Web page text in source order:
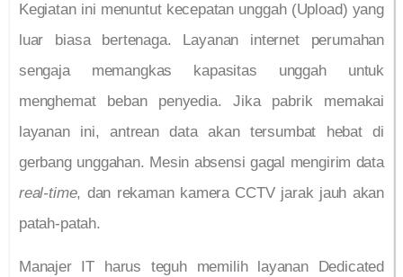
Kegiatan ini menuntut kecepatan unggah (Upload) yang
luar biasa bertenaga. Layanan internet perumahan
sengaja memangkas kapasitas unggah untuk
menghemat beban penyedia. Jika pabrik memakai
layanan ini, antrean data akan tersumbat hebat di
gerbang unggahan. Mesin absensi gagal mengirim data
real-time, dan rekaman kamera CCTV jarak jauh akan
patah-patah.
Manajer IT harus teguh memilih layanan Dedicated